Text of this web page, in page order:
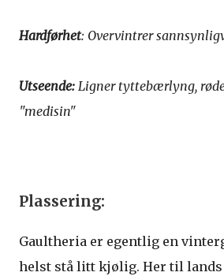
Hardførhet: Overvintrer
Utseende: Ligner tyttebærlyng,
"medisin"
Plassering:
Gaultheria er egentlig en
helst stå litt kjølig. Her til